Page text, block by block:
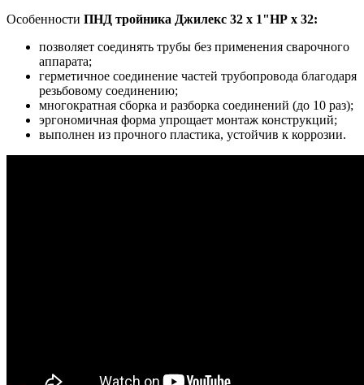
Особенности ПНД тройника Джилекс 32 x 1"НР x 32:
позволяет соединять трубы без применения сварочного
аппарата;
герметичное соединение частей трубопровода благодаря
резьбовому соединению;
многократная сборка и разборка соединений (до 10 раз);
эргономичная форма упрощает монтаж конструкций;
выполнен из прочного пластика, устойчив к коррозии.